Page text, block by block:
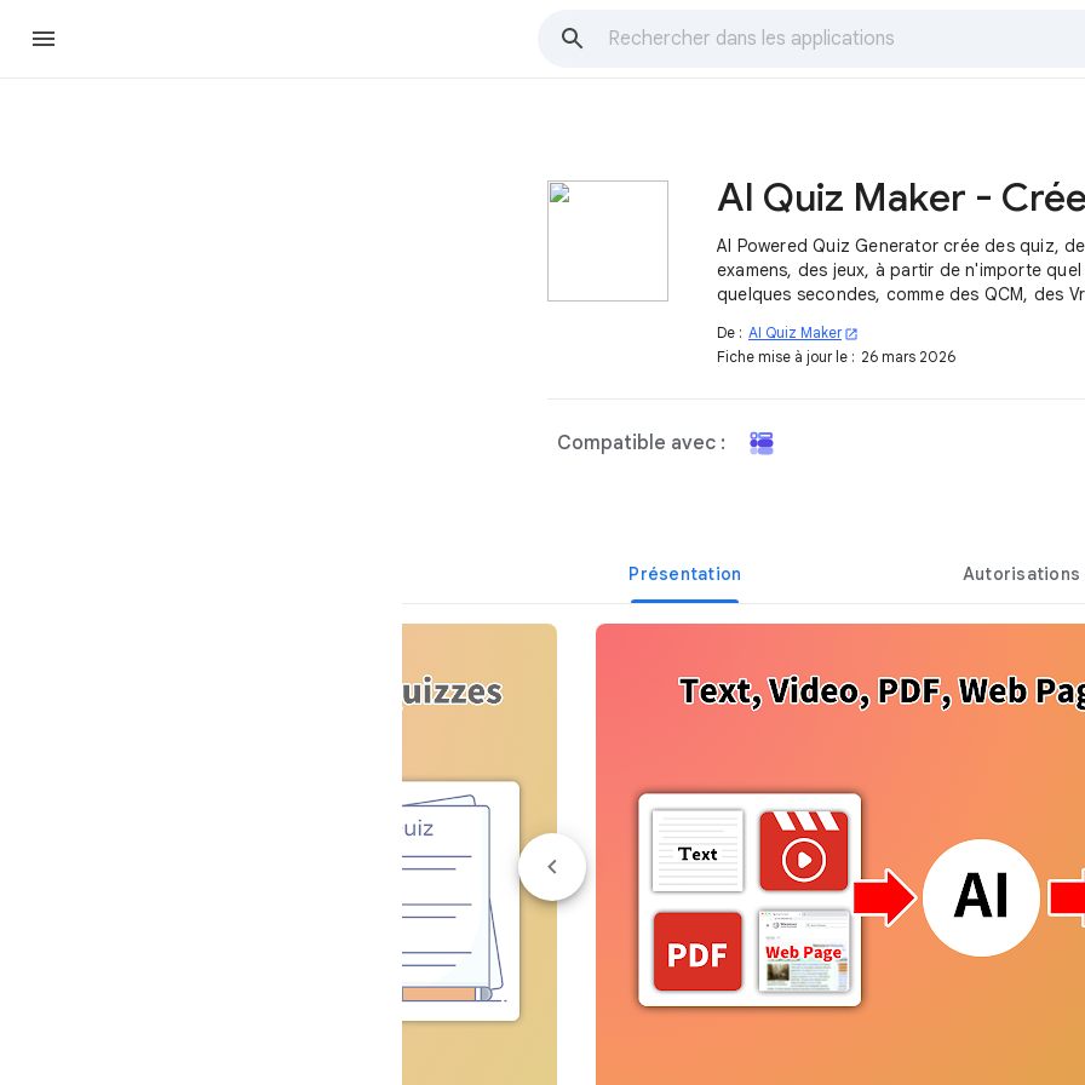
AI Powered Quiz Generator crée des quiz,
examens, des jeux, à partir de n'importe
quelques secondes, comme des QCM, des
De : AI Quiz Maker open_in_new
Fiche mise à jour le : 26 mars 2026
Compatible avec :
Présentation Autorisations